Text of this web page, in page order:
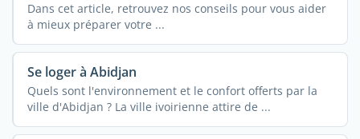
Dans cet article, retrouvez nos conseils pour vous aider
à mieux préparer votre ...
Se loger à Abidjan
Quels sont l'environnement et le confort offerts par la
ville d'Abidjan ? La ville ivoirienne attire de ...